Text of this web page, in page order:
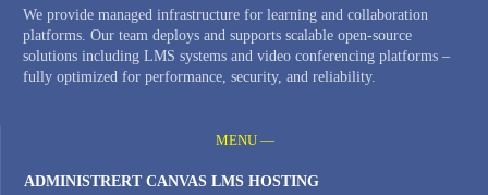
We provide managed infrastructure for learning and collaboration
platforms. Our team deploys and supports scalable open-source
solutions including LMS systems and video conferencing platforms –
fully optimized for performance, security, and reliability.
MENU —
ADMINISTRERT CANVAS LMS HOSTING